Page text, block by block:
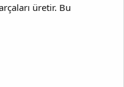
üretir. Bu